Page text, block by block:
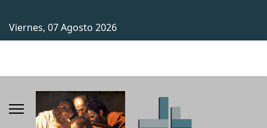
Viernes, 07 Agosto 2026